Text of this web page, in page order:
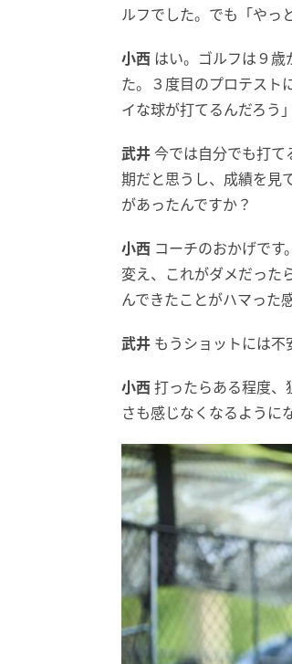
ルフでした。でも「やっ
小西 はい。ゴルフは９
た。３度目のプロテスト
イな球が打てるんだろう
武井今では自分でも打て
期だと思うし、成績を見
があったんですか？
小西 コーチのおかげで
変え、これがダメだった
んできたことがハマった
武井 もうショットには不
小西打ったらある程度、
さも感じなくなるように